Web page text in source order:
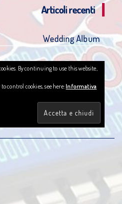
Articoli recenti
Wedding Album
By continuing to use this website,
control cookies, see here:Informativa